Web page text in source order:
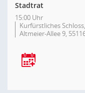
Stadtrat
15:00 Uhr
Kurfürstliches
Altmeier-Allee 9,